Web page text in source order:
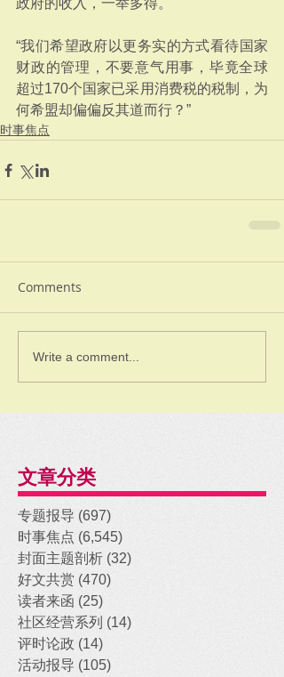
政府的收入，一举多得。
“我们希望政府以更务实的方式看待国家
财政的管理，不要意气用事，毕竟全球
超过170个国家已采用消费税的税制，为
何希盟却偏偏反其道而行？”
时事焦点
Comments
Write a comment...
文章分类
专题报导 (697)
时事焦点 (6,545)
封面主题剖析 (32)
好文共赏 (470)
读者来函 (25)
社区经营系列 (14)
评时论政 (14)
活动报导 (105)